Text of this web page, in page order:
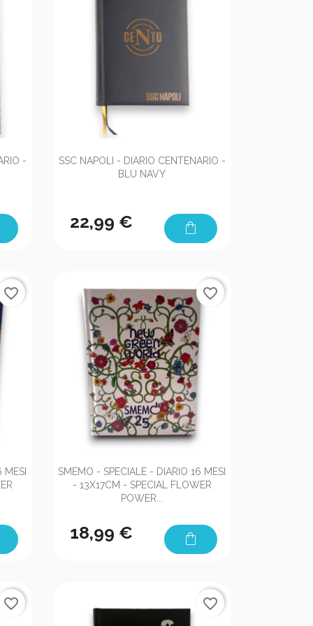
-
 Anteprima
SSC NAPOLI - DIARIO CENTENARIO -
BLU NAVY
22,99 € shopping_bag
MESI
favorite_border
Anteprima
SMEMO - SPECIALE - DIARIO 16 MESI
- 13X17CM - SPECIAL FLOWER
POWER...
18,99 € shopping_bag
favorite_border
favorite_border favorite_border